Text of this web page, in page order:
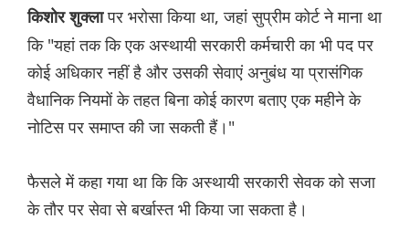
किशोर शुक्लापर भरोसा किया था, जहां सुप्रीम कोर्ट ने माना था
कि "यहां तक कि एक अस्थायी सरकारी कर्मचारी का भी पद पर
कोई अधिकार नहीं है और उसकी सेवाएं अनुबंध या प्रासंगिक
वैधानिक नियमों के तहत बिना कोई कारण बताए एक महीने के
नोटिस पर समाप्त की जा सकती हैं।"
फैसले में कहा गया था कि कि अस्थायी सरकारी सेवक को सजा
के तौर पर सेवा से बर्खास्त भी किया जा सकता है।